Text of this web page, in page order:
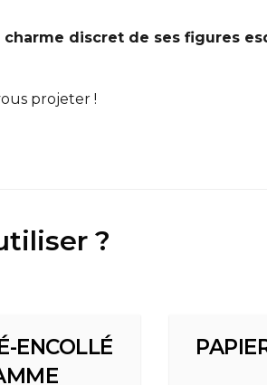
charme discret de ses figures
projeter !
?
ENCOLLÉ